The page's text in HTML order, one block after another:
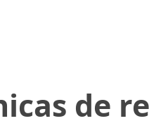
de